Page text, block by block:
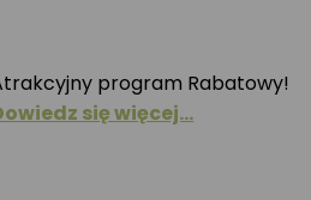
program Rabatowy!
się więcej…